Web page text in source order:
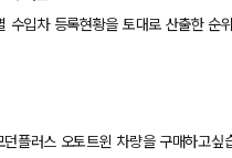
로 산출한 순위 입니다. 1위 강남구 (97,117대) 2위 서
포터 디젤슈퍼캡 초장축 냉동탑차 모던플러스 오토트윈 차량